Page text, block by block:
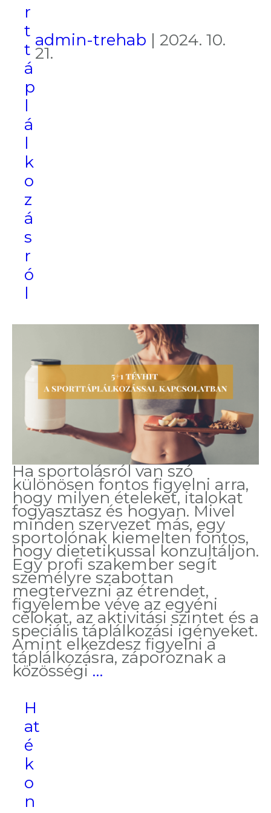
r
t
t
á
p
á
k
o
z
á
s
r
ó
admin-trehab 2024. 10.
21.
Ha sportolásról van szó
különösen fontos figyelni arra,
hogy milyen ételeket, italokat
fogyasztasz és hogyan. Mivel
minden szervezet más, egy
sportolónak kiemelten fontos,
hogy dietetikussal konzultáljon.
Egy profi szakember segít
személyre szabottan
megtervezni az étrendet,
figyelembe véve az egyéni
célokat, az aktivitási szintet és a
speciális táplálkozási igényeket.
Amint elkezdesz figyelni a
táplálkozásra, záporoznak a
közösségi … 5+1
H
at
é
k
o
n